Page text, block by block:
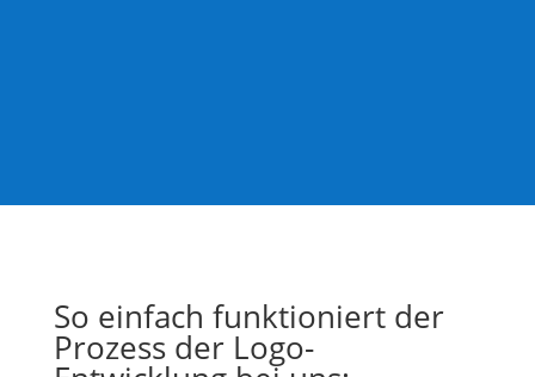
So einfach funktioniert der
Prozess der Logo-